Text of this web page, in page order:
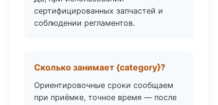
сертифицированных запчастей и
соблюдении регламентов.
Сколько занимает {category}?
Ориентировочные сроки сообщаем
при приёмке, точное время — после